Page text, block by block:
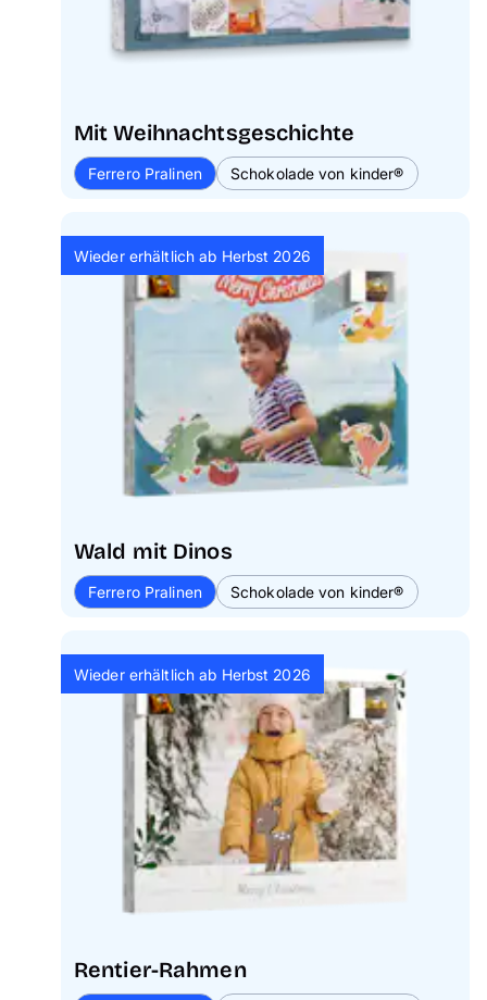
Mit Weihnachtsgeschichte
Ferrero Pralinen Schokolade von kinder®
Wieder erhältlich ab Herbst 2026
Wald mit Dinos
Ferrero Pralinen Schokolade von kinder®
Wieder erhältlich ab Herbst 2026
Rentier-Rahmen